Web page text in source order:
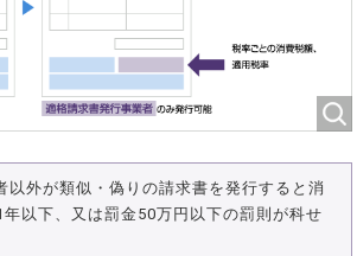
以外が類似・偽りの請求書を発行すると消
以下、又は罰金50万円以下の罰則が科せ